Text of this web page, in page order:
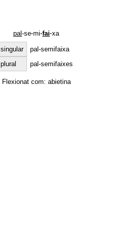
pal-se·mi·fai·xa
singular
pal-semifaixa
plural
pal-semifaixes
Flexionat com: abietina